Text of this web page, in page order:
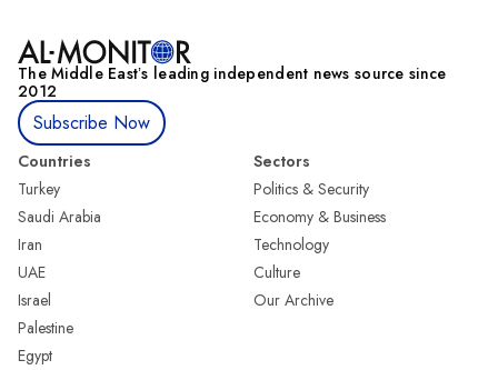
The Middle Eastʼs leading independent news source since
2012
Subscribe Now
Countries
Turkey
Saudi Arabia
Iran
UAE
Israel
Palestine
Egypt
Sectors
Politics & Security
Economy & Business
Technology
Culture
Our Archive